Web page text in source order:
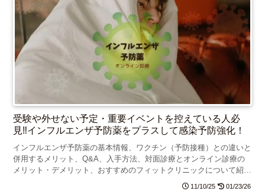
受験や外せない予定・重要イベントを控えている人必
見‼インフルエンザ予防薬をプラスして感染予防強化！
インフルエンザ予防薬の基本情報、ワクチン（予防接種）との違いと
併用するメリット、Q&A、入手方法、対面診療とオンライン診療の
メリット・デメリット、おすすめのフィットクリニックについて紹介
11/10/25 01/23/26